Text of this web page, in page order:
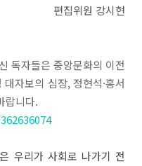
편집위원 강시현
독자들은 중앙문화의 이전
자보의 심장, 정현석·홍서
랍니다.
우리가 사회로 나가기 전